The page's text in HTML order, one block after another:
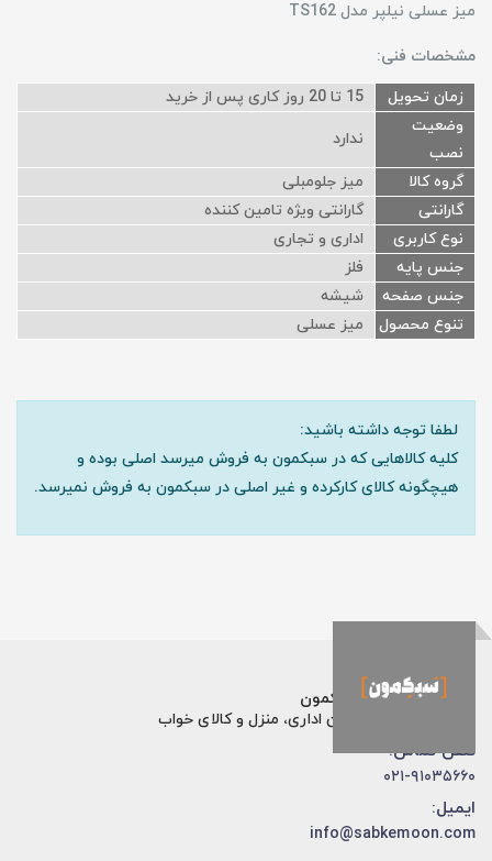
میز عسلی نیلپر مدل TS162
مشخصات فنی:
زمان تحویل
15 تا 20 روز کاری پس از خرید
وضعیت
نصب
ندارد
گروه کالا
میز جلومبلی
گارانتی
گارانتی ویژه تامین کننده
نوع کاربری
اداری و تجاری
جنس پایه
فلز
جنس صفحه
شیشه
تنوع محصول
میز عسلی
لطفا توجه داشته باشید:
کلیه کالاهایی که در سبکمون به فروش میرسد اصلی بوده و
هیچگونه کالای کارکرده و غیر اصلی در سبکمون به فروش نمیرسد.
فروشگاه اینترنتی سبکمون
فروش تخصصی مبلمان اداری، منزل و کالای خواب
تلفن تماس:
۰۲۱-۹۱۰۳۵۶۶۰
ایمیل:
info@sabkemoon.com